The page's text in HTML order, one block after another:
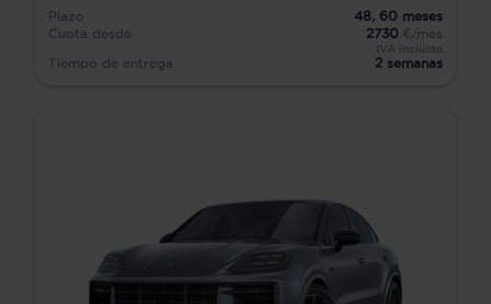
Plazo
48, 60 meses
Cuota desde
2730 €/mes
IVA incluido
Tiempo de entrega 2 semanas